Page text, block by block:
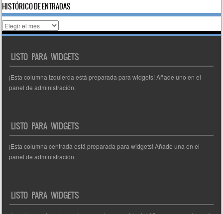
HISTÓRICO DE ENTRADAS
Histórico
de
LISTO PARA WIDGETS
¡Esta columna izquierda está preparada para widgets! Añade uno en el
panel de administración.
LISTO PARA WIDGETS
¡Esta columna centrada está preparada para widgets! Añade una en el
panel de administración.
LISTO PARA WIDGETS